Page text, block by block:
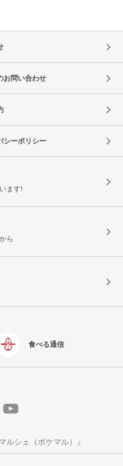
お問い合わせ
シーポリシー
ます!
ら
食べる通信
ルシェ（ポケマル）』